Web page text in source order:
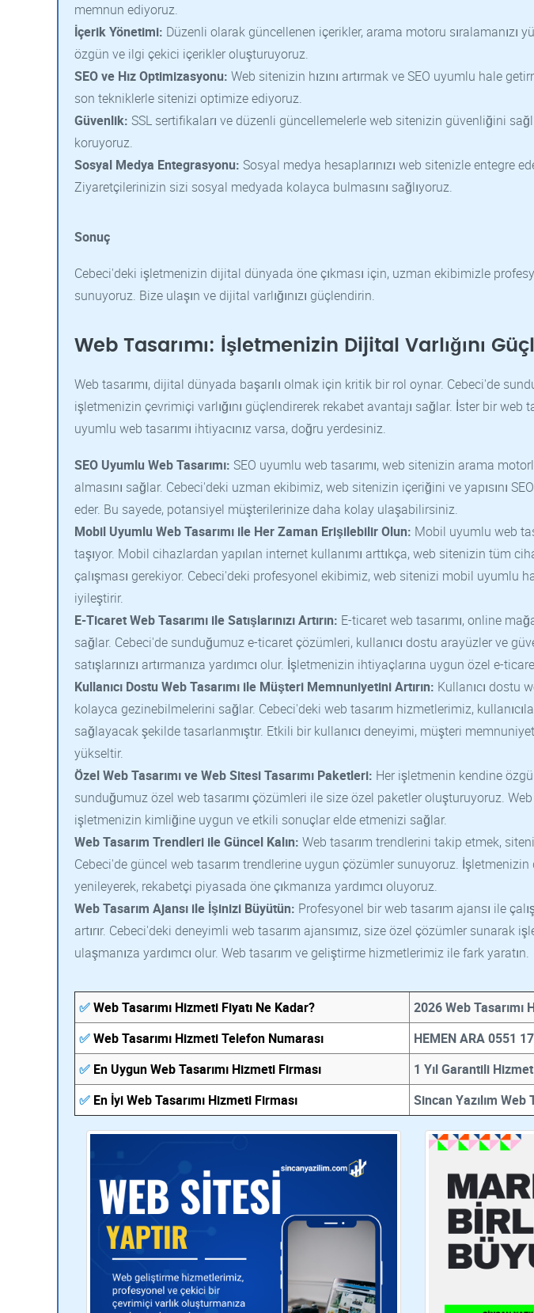
memnun ediyoruz.
İçerik Yönetimi: Düzenli olarak güncellenen içerikler, arama motoru sıralamanızı
özgün ve ilgi çekici içerikler oluşturuyoruz.
SEO ve Hız Optimizasyonu: Web sitenizin hızını artırmak ve SEO uyumlu hale
son tekniklerle sitenizi optimize ediyoruz.
Güvenlik: SSL sertifikaları ve düzenli güncellemelerle web sitenizin güvenliğini
koruyoruz.
Sosyal Medya Entegrasyonu: Sosyal medya hesaplarınızı web sitenizle entegre
Ziyaretçilerinizin sizi sosyal medyada kolayca bulmasını sağlıyoruz.
Sonuç
Cebeci'deki işletmenizin dijital dünyada öne çıkması için, uzman ekibimizle
sunuyoruz. Bize ulaşın ve dijital varlığınızı güçlendirin.
Web Tasarımı: İşletmenizin Dijital Varlığını
Web tasarımı, dijital dünyada başarılı olmak için kritik bir rol oynar. Cebeci'de
işletmenizin çevrimiçi varlığını güçlendirerek rekabet avantajı sağlar. İster bir web
uyumlu web tasarımı ihtiyacınız varsa, doğru yerdesiniz.
SEO Uyumlu Web Tasarımı: SEO uyumlu web tasarımı, web sitenizin arama
almasını sağlar. Cebeci'deki uzman ekibimiz, web sitenizin içeriğini ve yapısını
eder. Bu sayede, potansiyel müşterilerinize daha kolay ulaşabilirsiniz.
Mobil Uyumlu Web Tasarımı ile Her Zaman Erişilebilir Olun: Mobil uyumlu web
taşıyor. Mobil cihazlardan yapılan internet kullanımı arttıkça, web sitenizin tüm
çalışması gerekiyor. Cebeci'deki profesyonel ekibimiz, web sitenizi mobil uyumlu
iyileştirir.
E-Ticaret Web Tasarımı ile Satışlarınızı Artırın: E-ticaret web tasarımı, online
sağlar. Cebeci'de sunduğumuz e-ticaret çözümleri, kullanıcı dostu arayüzler ve
satışlarınızı artırmanıza yardımcı olur. İşletmenizin ihtiyaçlarına uygun özel e-
Kullanıcı Dostu Web Tasarımı ile Müşteri Memnuniyetini Artırın: Kullanıcı dostu
kolayca gezinebilmelerini sağlar. Cebeci'deki web tasarım hizmetlerimiz,
sağlayacak şekilde tasarlanmıştır. Etkili bir kullanıcı deneyimi, müşteri
yükseltir.
Özel Web Tasarımı ve Web Sitesi Tasarımı Paketleri: Her işletmenin kendine
sunduğumuz özel web tasarımı çözümleri ile size özel paketler oluşturuyoruz.
işletmenizin kimliğine uygun ve etkili sonuçlar elde etmenizi sağlar.
Web Tasarım Trendleri ile Güncel Kalın: Web tasarım trendlerini takip etmek,
Cebeci'de güncel web tasarım trendlerine uygun çözümler sunuyoruz. İşletmenizin
yenileyerek, rekabetçi piyasada öne çıkmanıza yardımcı oluyoruz.
Web Tasarım Ajansı ile İşinizi Büyütün: Profesyonel bir web tasarım ajansı ile
artırır. Cebeci'deki deneyimli web tasarım ajansımız, size özel çözümler sunarak
ulaşmanıza yardımcı olur. Web tasarım ve geliştirme hizmetlerimiz ile fark yaratın.
✅Web Tasarımı Hizmeti Fiyatı Ne Kadar?
2026 Web Tasarımı
✅Web Tasarımı Hizmeti Telefon Numarası
HEMEN ARA 0551
✅ En Uygun Web Tasarımı Hizmeti Firması
1 Yıl Garantili Hizmet
✅ En İyi Web Tasarımı Hizmeti Firması Sincan Yazılım Web